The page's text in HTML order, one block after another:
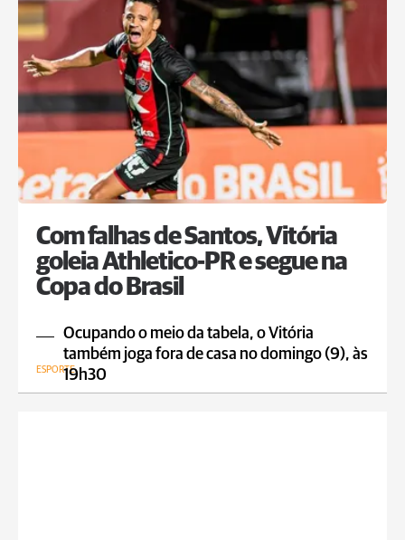
Com falhas de Santos, Vitória
goleia Athletico-PR e segue na
Copa do Brasil
Ocupando o meio da tabela, o Vitória
também joga fora de casa no domingo (9), às
19h30
ESPORTE